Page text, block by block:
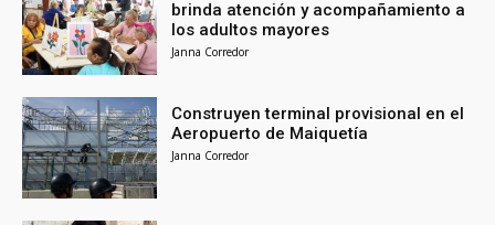
brinda atención y acompañamiento a
los adultos mayores
Janna Corredor
Construyen terminal provisional en el
Aeropuerto de Maiquetía
Janna Corredor